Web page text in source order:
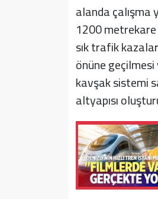
alanda
1200 metrekare
sık trafik
önüne
kavşak sistemi
altyapısı